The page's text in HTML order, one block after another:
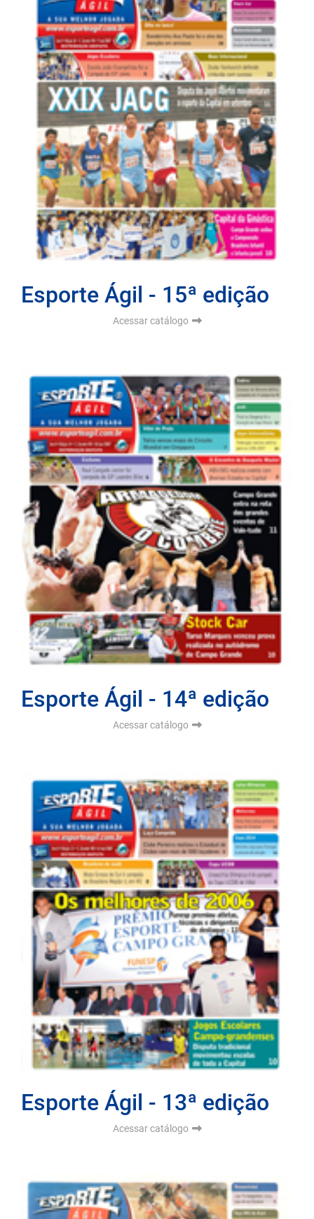
Esporte Ágil - 15ª edição
Acessar catálogo
Esporte Ágil - 14ª edição
Acessar catálogo
Esporte Ágil - 13ª edição
Acessar catálogo